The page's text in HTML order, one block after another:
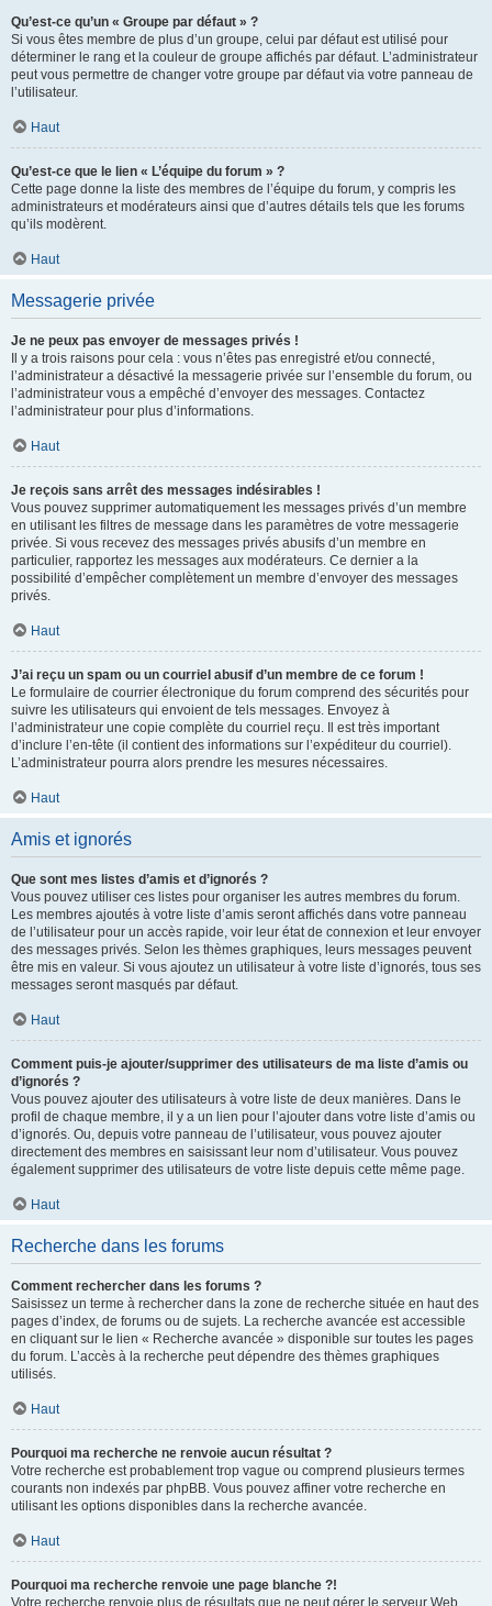
Qu’est-ce qu’un « Groupe par défaut » ?
Si vous êtes membre de plus d’un groupe, celui par défaut est utilisé pour
déterminer le rang et la couleur de groupe affichés par défaut. L’administrateur
peut vous permettre de changer votre groupe par défaut via votre panneau de
l’utilisateur.
Haut
Qu’est-ce que le lien « L’équipe du forum » ?
Cette page donne la liste des membres de l’équipe du forum, y compris les
administrateurs et modérateurs ainsi que d’autres détails tels que les forums
qu’ils modèrent.
Haut
Messagerie privée
Je ne peux pas envoyer de messages privés !
Il y a trois raisons pour cela : vous n’êtes pas enregistré et/ou connecté,
l’administrateur a désactivé la messagerie privée sur l’ensemble du forum, ou
l’administrateur vous a empêché d’envoyer des messages. Contactez
l’administrateur pour plus d’informations.
Haut
Je reçois sans arrêt des messages indésirables !
Vous pouvez supprimer automatiquement les messages privés d’un membre
en utilisant les filtres de message dans les paramètres de votre messagerie
privée. Si vous recevez des messages privés abusifs d’un membre en
particulier, rapportez les messages aux modérateurs. Ce dernier a la
possibilité d’empêcher complètement un membre d’envoyer des messages
privés.
Haut
J’ai reçu un spam ou un courriel abusif d’un membre de ce forum !
Le formulaire de courrier électronique du forum comprend des sécurités pour
suivre les utilisateurs qui envoient de tels messages. Envoyez à
l’administrateur une copie complète du courriel reçu. Il est très important
d’inclure l’en-tête (il contient des informations sur l’expéditeur du courriel).
L’administrateur pourra alors prendre les mesures nécessaires.
Haut
Amis et ignorés
Que sont mes listes d’amis et d’ignorés ?
Vous pouvez utiliser ces listes pour organiser les autres membres du forum.
Les membres ajoutés à votre liste d’amis seront affichés dans votre panneau
de l’utilisateur pour un accès rapide, voir leur état de connexion et leur envoyer
des messages privés. Selon les thèmes graphiques, leurs messages peuvent
être mis en valeur. Si vous ajoutez un utilisateur à votre liste d’ignorés, tous ses
messages seront masqués par défaut.
Haut
Comment puis-je ajouter/supprimer des utilisateurs de ma liste d’amis ou
d’ignorés ?
Vous pouvez ajouter des utilisateurs à votre liste de deux manières. Dans le
profil de chaque membre, il y a un lien pour l’ajouter dans votre liste d’amis ou
d’ignorés. Ou, depuis votre panneau de l’utilisateur, vous pouvez ajouter
directement des membres en saisissant leur nom d’utilisateur. Vous pouvez
également supprimer des utilisateurs de votre liste depuis cette même page.
Haut
Recherche dans les forums
Comment rechercher dans les forums ?
Saisissez un terme à rechercher dans la zone de recherche située en haut des
pages d’index, de forums ou de sujets. La recherche avancée est accessible
en cliquant sur le lien « Recherche avancée » disponible sur toutes les pages
du forum. L’accès à la recherche peut dépendre des thèmes graphiques
utilisés.
Haut
Pourquoi ma recherche ne renvoie aucun résultat ?
Votre recherche est probablement trop vague ou comprend plusieurs termes
courants non indexés par phpBB. Vous pouvez affiner votre recherche en
utilisant les options disponibles dans la recherche avancée.
Haut
Pourquoi ma recherche renvoie une page blanche ?!
Votre recherche renvoie plus de résultats que ne peut gérer le serveur Web.